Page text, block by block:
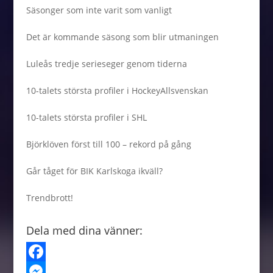
Säsonger som inte varit som vanligt
Det är kommande säsong som blir utmaningen
Luleås tredje serieseger genom tiderna
10-talets största profiler i HockeyAllsvenskan
10-talets största profiler i SHL
Björklöven först till 100 – rekord på gång
Går tåget för BIK Karlskoga ikväll?
Trendbrott!
Dela med dina vänner: